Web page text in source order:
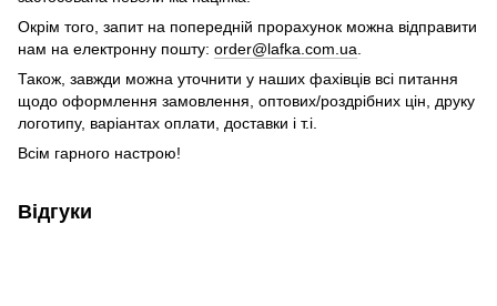
Окрім того, запит на попередній прорахунок можна відправити
нам на електронну пошту: order@lafka.com.ua
Також, завжди можна уточнити у наших фахівців всі питання
щодо оформлення замовлення, оптових/роздрібних цін, друку
логотипу, варіантах оплати, доставки і т.і.
Всім гарного настрою!
Відгуки